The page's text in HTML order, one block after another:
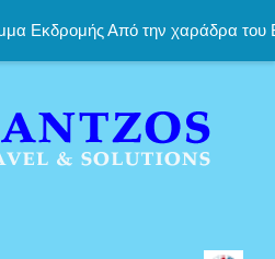
Εκδρομής Από την χαράδρα του